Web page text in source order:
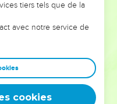
alors même que ce
façonnés.
et responsables
afin que leurs erreurs
guidiez un ministère, une
leur expérience est faite
tiers tels que de la
avec notre service de
cookies